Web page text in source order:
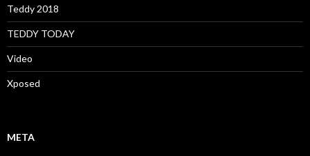
Teddy 2018
TEDDY TODAY
Video
Xposed
META